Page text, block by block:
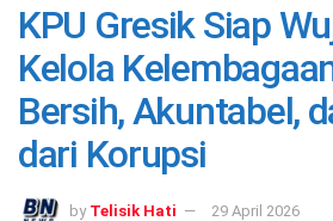
KPU Gresik Siap
Kelola
Bersih, Akuntabel,
dari Korupsi
by Telisik Hati 29 April 2026